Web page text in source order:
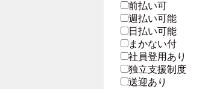
前払い可
週払い可能
日払い可能
まかない付
社員登用あり
独立支援制度
送迎あり